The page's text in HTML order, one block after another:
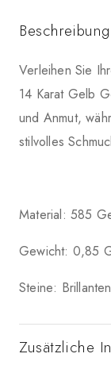
Beschreibung
Verleihen Sie
14 Karat Gelb
und Anmut,
stilvolles
Material: 585
Gewicht: 0,85
Steine:
Zusätzliche